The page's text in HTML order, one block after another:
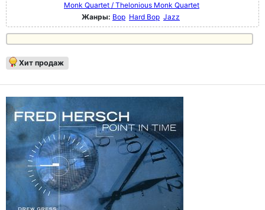
Monk Quartet / Thelonious Monk Quartet
Жанры: Bop Hard Bop Jazz
Хит продаж